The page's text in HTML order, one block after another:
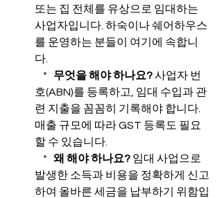
또는 집 전체를 유상으로 임대하는
사업자입니다. 하숙이나 쉐어하우스
를 운영하는 분들이 여기에 속합니
다.
    *
무엇을 해야 하나요? 사업자 번
호(ABN)를 등록하고, 임대 수입과 관
련 지출을 꼼꼼히 기록해야 합니다.
매출 규모에 따라 GST 등록도 필요
할 수 있습니다.
    *
왜 해야 하나요? 임대 사업으로
발생한 소득과 비용을 정확하게 신고
하여 올바른 세금을 납부하기 위함입